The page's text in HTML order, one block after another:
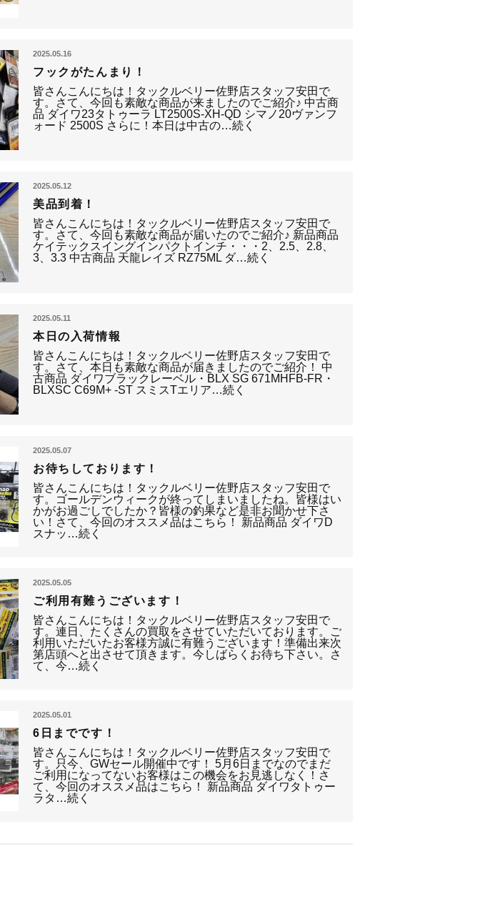
2025.05.16
フックがたんまり！
皆さんこんにちは！タックルベリー佐野店スタッフ安田で
す。さて、今回も素敵な商品が来ましたのでご紹介♪ 中古商
品 ダイワ23タトゥーラ LT2500S-XH-QD シマノ20ヴァンフ
ォード 2500S さらに！本日は中古の…続く
2025.05.12
美品到着！
皆さんこんにちは！タックルベリー佐野店スタッフ安田で
す。さて、今回も素敵な商品が届いたのでご紹介♪ 新品商品
ケイテックスイングインパクトインチ・・・2、2.5、2.8、
3、3.3 中古商品 天龍レイズ RZ75ML ダ…続く
2025.05.11
本日の入荷情報
皆さんこんにちは！タックルベリー佐野店スタッフ安田で
す。さて、本日も素敵な商品が届きましたのでご紹介！ 中
古商品 ダイワブラックレーベル・BLX SG 671MHFB-FR・
BLXSC C69M+ -ST スミスTエリア…続く
2025.05.07
お待ちしております！
皆さんこんにちは！タックルベリー佐野店スタッフ安田で
す。ゴールデンウィークが終ってしまいましたね。皆様はい
かがお過ごしでしたか？皆様の釣果など是非お聞かせ下さ
い！さて、今回のオススメ品はこちら！ 新品商品 ダイワD
スナッ…続く
2025.05.05
ご利用有難うございます！
皆さんこんにちは！タックルベリー佐野店スタッフ安田で
す。連日、たくさんの買取をさせていただいております。ご
利用いただいたお客様方誠に有難うございます！準備出来次
第店頭へと出させて頂きます。今しばらくお待ち下さい。さ
て、今…続く
2025.05.01
6日までです！
皆さんこんにちは！タックルベリー佐野店スタッフ安田で
す。只今、GWセール開催中です！ 5月6日までなのでまだ
ご利用になってないお客様はこの機会をお見逃しなく！さ
て、今回のオススメ品はこちら！ 新品商品 ダイワタトゥー
ラタ…続く